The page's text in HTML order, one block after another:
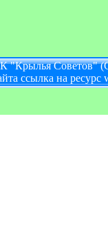
"Крылья
ссылка на ресурс